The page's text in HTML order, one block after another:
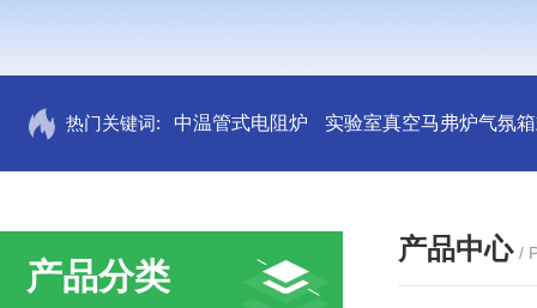
热门关键词: 中温管式电阻炉 实验室真空马弗炉气氛
产品分类
产品中心 /